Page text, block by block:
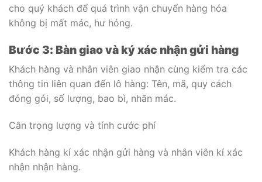
cho quý khách để quá trình vận chuyển hàng hóa
không bị mất mác, hư hỏng.
Bước 3: Bàn giao và ký xác nhận gửi hàng
Khách hàng và nhân viên giao nhận cùng kiểm tra các
thông tin liên quan đến lô hàng: Tên, mã, quy cách
đóng gói, số lượng, bao bì, nhãn mác.
Cân trọng lượng và tính cước phí
Khách hàng kí xác nhận gửi hàng và nhân viên kí xác
nhận nhận hàng.